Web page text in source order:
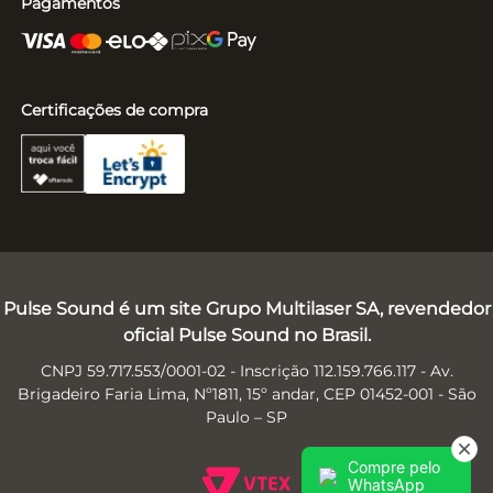
Certificações de compra
Pulse Sound é um site Grupo Multilaser SA, revendedor
oficial Pulse Sound no Brasil.
CNPJ 59.717.553/0001-02 - Inscrição 112.159.766.117 - Av.
Brigadeiro Faria Lima, Nº1811, 15º andar, CEP 01452-001 - São
Paulo – SP
Compre pelo
WhatsApp